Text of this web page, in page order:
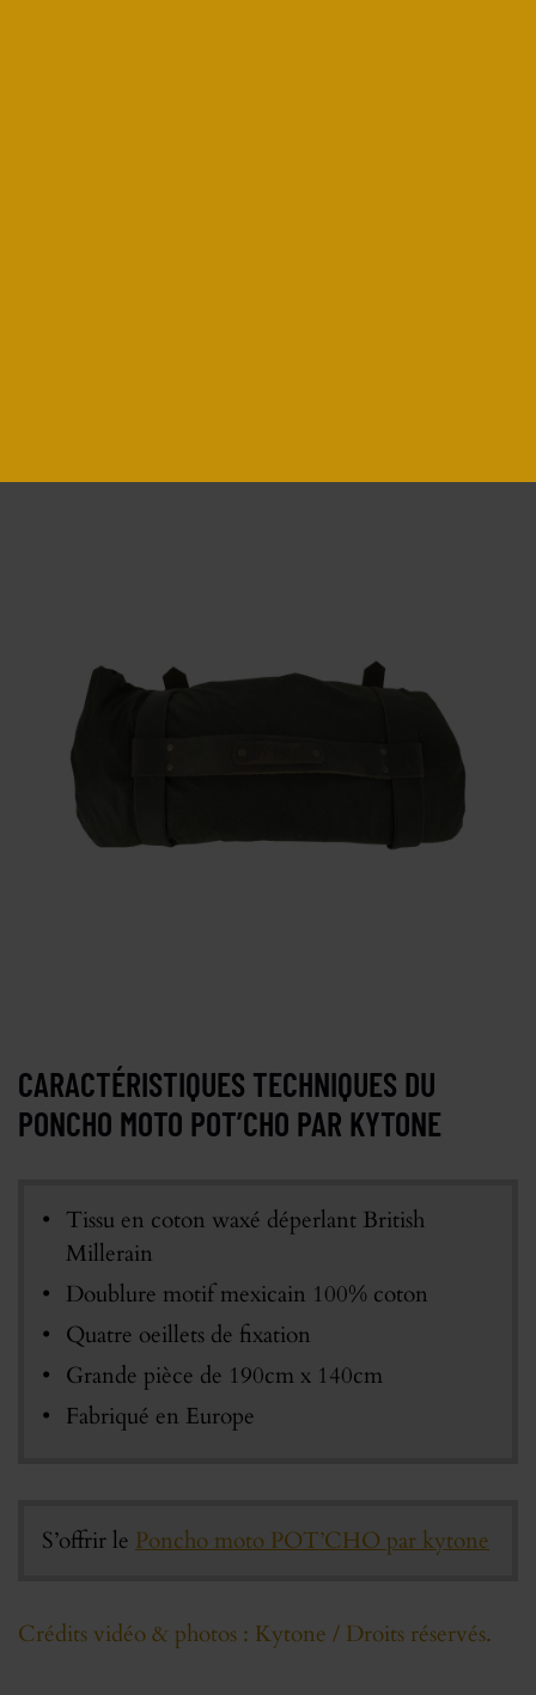
CARACTÉRISTIQUES TECHNIQUES DU
PONCHO MOTO POT’CHO PAR KYTONE
Tissu en coton waxé déperlant British
Millerain
Doublure motif mexicain 100% coton
Quatre oeillets de fixation
Grande pièce de 190cm x 140cm
Fabriqué en Europe
S’offrir le Poncho moto POT’CHO par kytone
Crédits vidéo & photos : Kytone / Droits réservés.